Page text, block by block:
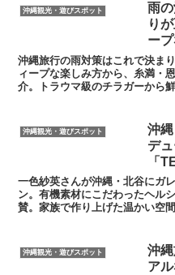
沖縄観光・遊びスポット
雨
り
ー
沖縄旅行の雨対策はこれで決ま
ィープな楽しみ方から、糸満・
介。トラウマ級のチラガーから
沖縄観光・遊びスポット
沖
デ
「
件
一色紗英さんが沖縄・北谷にガ
ン。有機素材にこだわったヘル
賛。家族で作り上げた温かい空
沖縄観光・遊びスポット
沖
ア